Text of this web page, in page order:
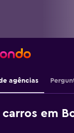
agências
em